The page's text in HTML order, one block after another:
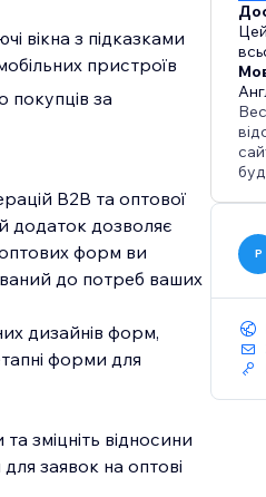
вікна з підказками
пристроїв
за
B2B та оптової
додаток дозволяє
форм ви
до потреб ваших
дизайнів форм,
форми для
зміцніть відносини
заявок на оптові
P